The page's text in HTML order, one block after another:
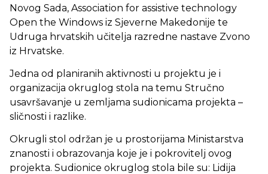
Novog Sada, Association for assistive technology
Open the Windows iz Sjeverne Makedonije te
Udruga hrvatskih učitelja razredne nastave Zvono
iz Hrvatske.
Jedna od planiranih aktivnosti u projektu je i
organizacija okruglog stola na temu Stručno
usavršavanje u zemljama sudionicama projekta –
sličnosti i razlike.
Okrugli stol održan je u prostorijama Ministarstva
znanosti i obrazovanja koje je i pokrovitelj ovog
projekta. Sudionice okruglog stola bile su: Lidija